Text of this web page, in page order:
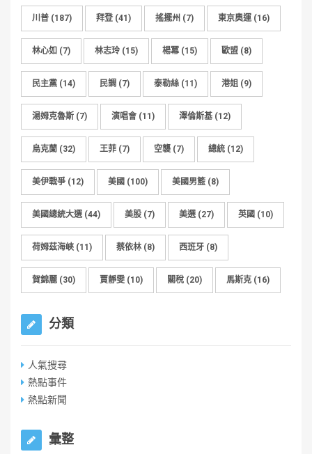
川普 (187) 拜登 (41) 搖擺州 (7) 東京奧運(16)
林心如 (7) 林志玲 (15) 楊冪 (15) 歐盟 (8)
民主黨 (14) 民調 (7) 泰勒絲 (11) 港姐 (9)
湯姆克魯斯 (7) 演唱會 (11) 澤倫斯基 (12)
烏克蘭 (32) 王菲 (7) 空襲 (7) 總統 (12)
美伊戰爭 (12) 美國 (100) 美國男籃 (8)
美國總統大選(44) 美股 (7) 美選(27) 英國 (10)
荷姆茲海峽 (11) 蔡依林 (8) 西班牙 (8)
賀錦麗 (30) 賈靜雯 (10) 關稅 (20) 馬斯克 (16)
分類
人氣搜尋
熱點事件
熱點新聞
彙整